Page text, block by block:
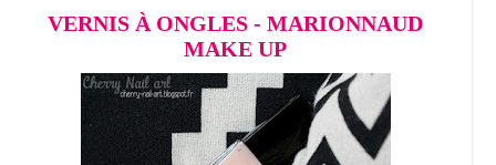
VERNIS À ONGLES - MARIONNAUD
MAKE UP